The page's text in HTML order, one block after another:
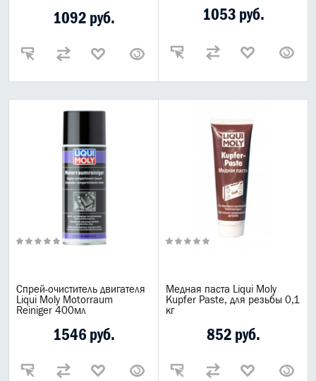
1092 руб. 1053 руб.
Спрей-очиститель двигателя
Liqui Moly Motorraum
Reiniger 400мл
1546 руб.
Медная паста Liqui Moly
Kupfer Paste, для резьбы 0,1
кг
852 руб.